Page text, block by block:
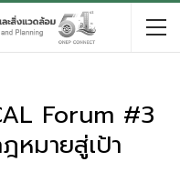
Forum #3
หมายสู่เป้า